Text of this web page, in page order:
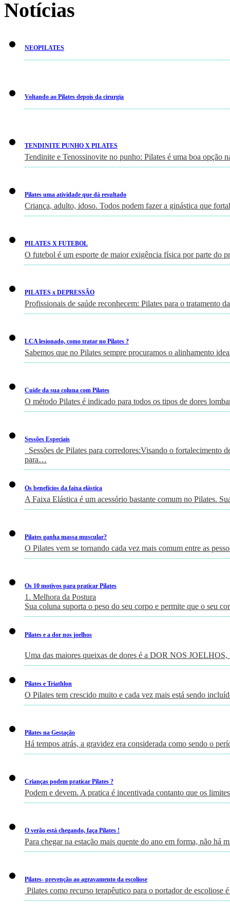
Notícias
NEOPILATES
Voltando ao Pilates depois da cirurgia
TENDINITE PUNHO X PILATES
Tendinite e Tenossinovite no punho: Pilates é uma boa opção
Pilates uma atividade que dá resultado
Criança, adulto, idoso. Todos podem fazer a ginástica que
PILATES X FUTEBOL
O futebol é um esporte de maior exigência física por parte do
PILATES x DEPRESSÃO
Profissionais de saúde reconhecem: Pilates para o tratamento
LCA lesionado, como tratar no Pilates ?
Sabemos que no Pilates sempre procuramos o alinhamento
Cuide da sua coluna com Pilates
O método Pilates é indicado para todos os tipos de dores
Sessões Especiais
Sessões de Pilates para corredores:Visando o fortalecimento
para…
Os benefícios da faixa elástica
A Faixa Elástica é um acessório bastante comum no Pilates.
Pilates ganha massa muscular?
O Pilates vem se tornando cada vez mais comum entre as
Os 10 motivos para praticar Pilates
1. Melhora da Postura
Sua coluna suporta o peso do seu corpo e permite que o seu
Pilates e a dor nos joelhos
Uma das maiores queixas de dores é a DOR NOS
Pilates e Triathlon
O Pilates tem crescido muito e cada vez mais está sendo
Pilates na Gestação
Há tempos atrás, a gravidez era considerada como sendo o
Crianças podem praticar Pilates ?
Podem e devem. A pratica é incentivada contanto que os
O verão está chegando, faça Pilates !
Para chegar na estação mais quente do ano em forma, não há
Pilates- prevenção ao agravamento da escoliose
Pilates como recurso terapêutico para o portador de